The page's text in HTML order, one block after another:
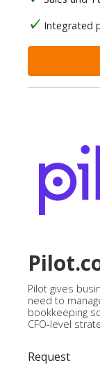
Integrated
Pilot gives
need to
bookkeeping
CFO-level
Request